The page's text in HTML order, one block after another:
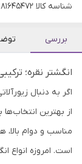
شناسه کالا
بررسی
انگشتر نقره؛
اگر به دنبال
از بهترین
مناسب و دوام بالا،
است. امروزه انواع